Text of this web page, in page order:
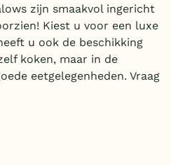
zijn smaakvol ingericht
Kiest u voor een luxe
u ook de beschikking
koken, maar in de
eetgelegenheden. Vraag